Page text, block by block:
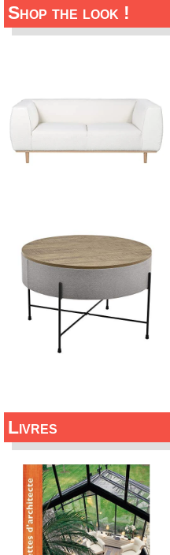
Shop the look !
Livres